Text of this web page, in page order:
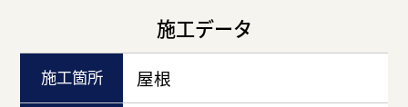
施工データ
施工箇所 屋根